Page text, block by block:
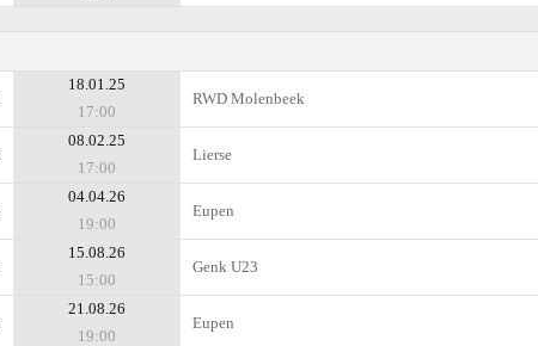
18.01.25
17:00
RWD Molenbeek
08.02.25
17:00
Lierse
04.04.26
19:00
Eupen
15.08.26
15:00
Genk U23
21.08.26
19:00
Eupen